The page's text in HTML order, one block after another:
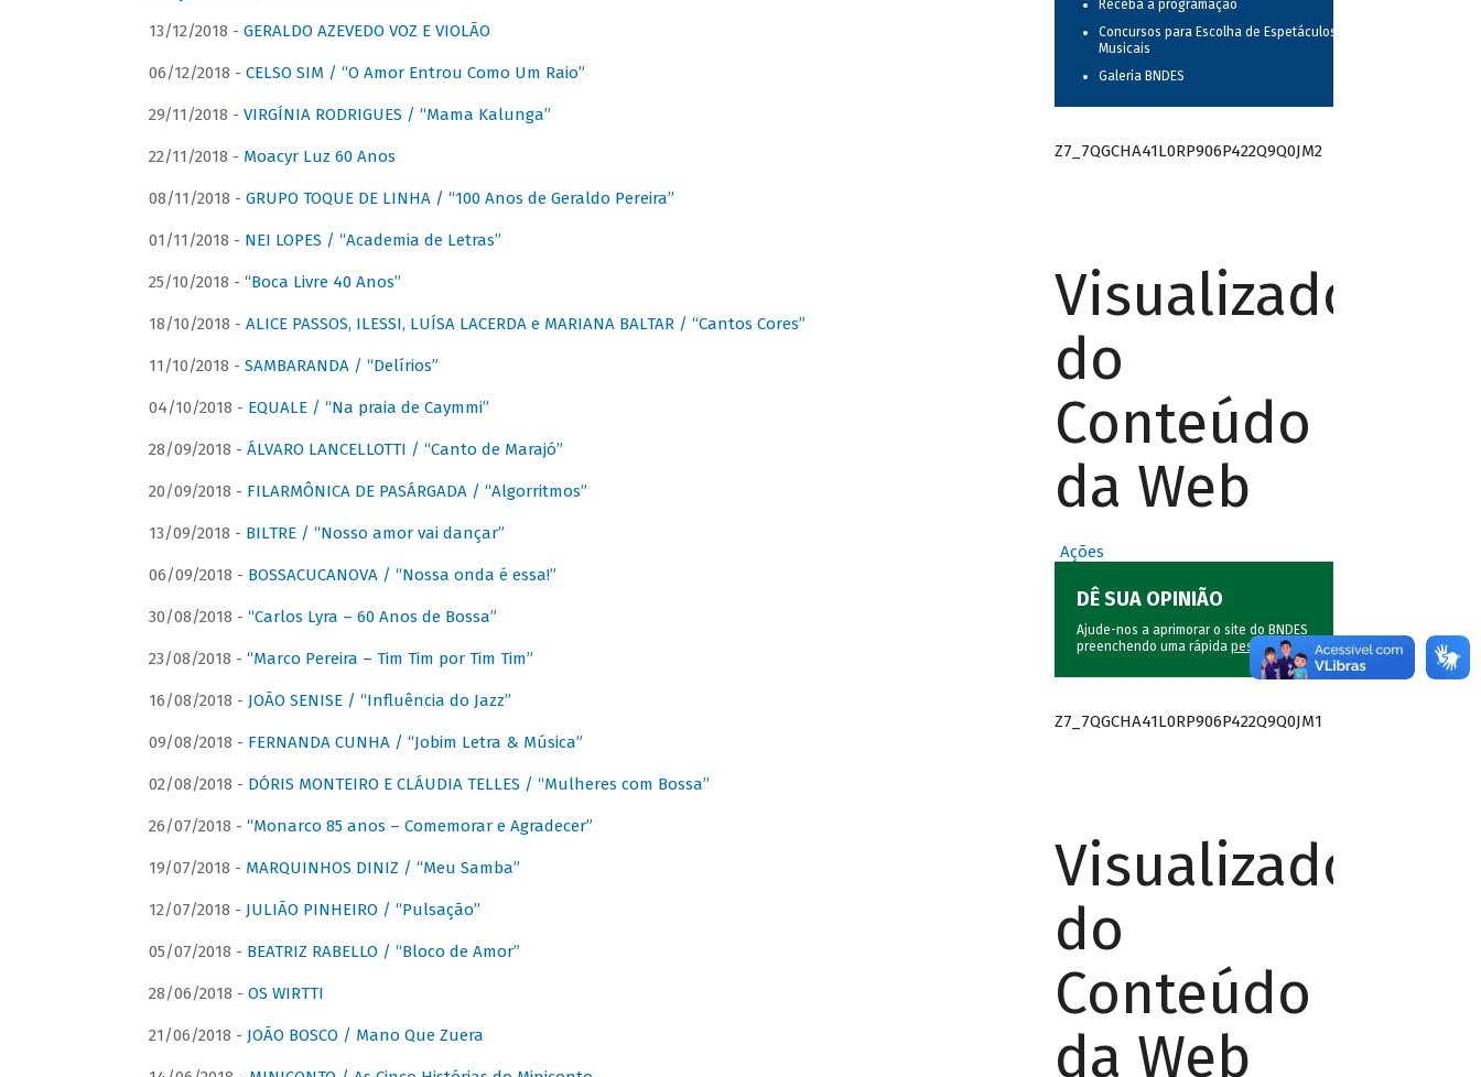
13/12/2018 - GERALDO AZEVEDO VOZ E VIOLÃO
06/12/2018 - CELSO SIM / “O Amor Entrou Como Um Raio”
29/11/2018 - VIRGÍNIA RODRIGUES / “Mama Kalunga”
22/11/2018 - Moacyr Luz 60 Anos
08/11/2018 - GRUPO TOQUE DE LINHA / “100 Anos de Geraldo Pereira”
01/11/2018 - NEI LOPES / “Academia de Letras”
25/10/2018 - “Boca Livre 40 Anos”
18/10/2018 - ALICE PASSOS, ILESSI, LUÍSA LACERDA e MARIANA BALTAR / “Cantos Cores”
11/10/2018 - SAMBARANDA / “Delírios”
04/10/2018 - EQUALE / “Na praia de Caymmi”
28/09/2018 - ÁLVARO LANCELLOTTI / “Canto de Marajó”
20/09/2018 - FILARMÔNICA DE PASÁRGADA / “Algorritmos”
13/09/2018 - BILTRE / “Nosso amor vai dançar”
06/09/2018 - BOSSACUCANOVA / “Nossa onda é essa!”
30/08/2018 - “Carlos Lyra – 60 Anos de Bossa”
23/08/2018 - “Marco Pereira – Tim Tim por Tim Tim”
16/08/2018 - JOÃO SENISE / “Influência do Jazz”
09/08/2018 - FERNANDA CUNHA / “Jobim Letra & Música”
02/08/2018 - DÓRIS MONTEIRO E CLÁUDIA TELLES / “Mulheres com Bossa”
26/07/2018 - “Monarco 85 anos – Comemorar e Agradecer”
19/07/2018 - MARQUINHOS DINIZ / “Meu Samba”
12/07/2018 - JULIÃO PINHEIRO / “Pulsação”
05/07/2018 - BEATRIZ RABELLO / “Bloco de Amor”
28/06/2018 - OS WIRTTI
21/06/2018 - JOÃO BOSCO / Mano Que Zuera
Receba a programação
Concursos para Escolha de Espetáculos
Musicais
Galeria BNDES
Z7_7QGCHA41L0RP906P422Q9Q0JM2
Visualizador
do
Conteúdo
da Web
Ações
DÊ SUA OPINIÃO
Ajude-nos a aprimorar o site do BNDES
preenchendo uma rápida pesquisa.
Z7_7QGCHA41L0RP906P422Q9Q0JM1
Visualizador
do
Conteúdo
da Web